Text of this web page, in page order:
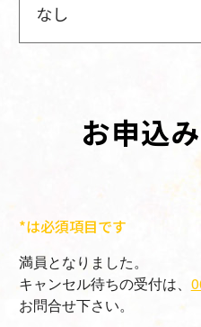
なし
お申込
*は必須項目です
満員となりました。
キャンセル待ちの受付は、
お問合せ下さい。